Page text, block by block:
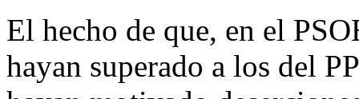
El hecho de que, en el
hayan superado a los del